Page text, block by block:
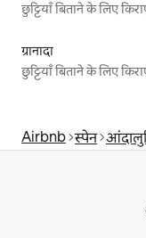
ग्रानादा
Airbnb स्पेन